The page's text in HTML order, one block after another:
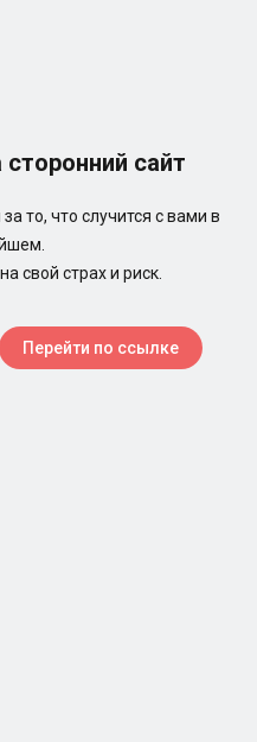
сайт
то, что случится с вами в
свой страх и риск.
Перейти по ссылке